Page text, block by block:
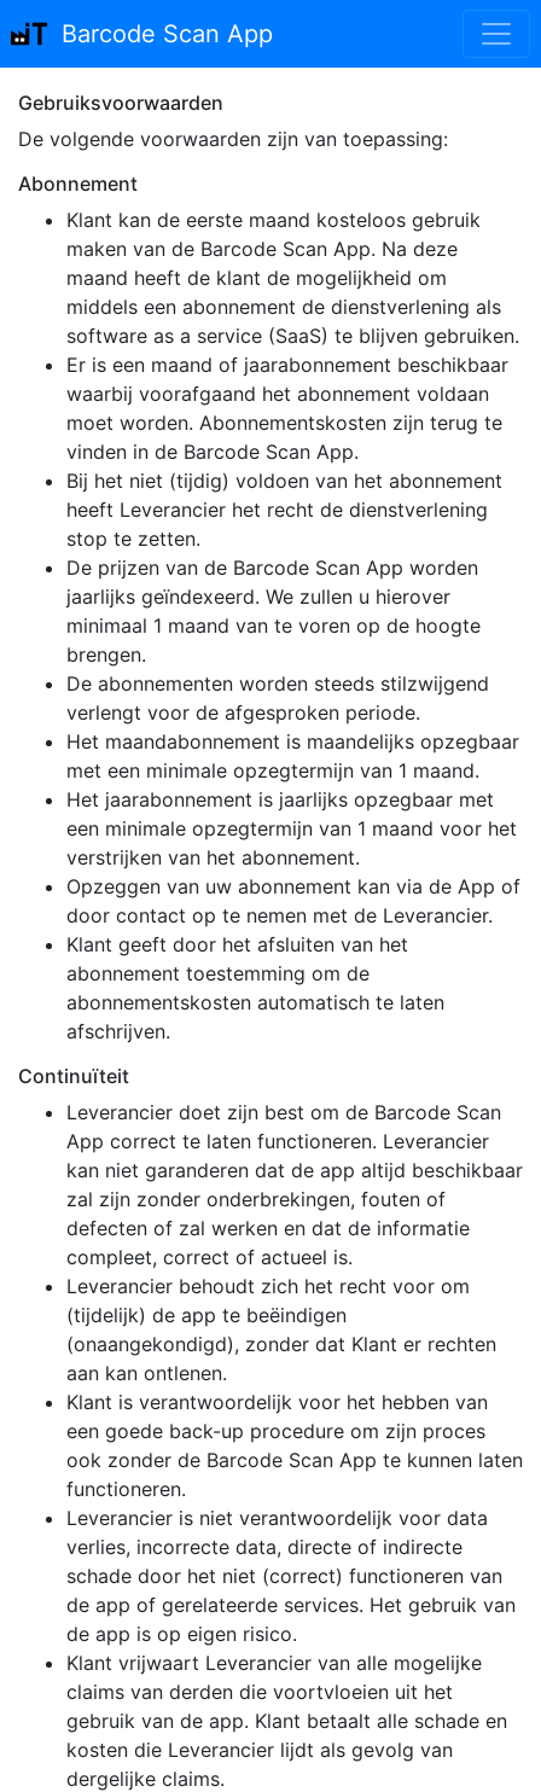
Barcode Scan App
Gebruiksvoorwaarden
De volgende voorwaarden zijn van toepassing:
Abonnement
Klant kan de eerste maand kosteloos gebruik
maken van de Barcode Scan App. Na deze
maand heeft de klant de mogelijkheid om
middels een abonnement de dienstverlening als
software as a service (SaaS) te blijven gebruiken.
Er is een maand of jaarabonnement beschikbaar
waarbij voorafgaand het abonnement voldaan
moet worden. Abonnementskosten zijn terug te
vinden in de Barcode Scan App.
Bij het niet (tijdig) voldoen van het abonnement
heeft Leverancier het recht de dienstverlening
stop te zetten.
De prijzen van de Barcode Scan App worden
jaarlijks geïndexeerd. We zullen u hierover
minimaal 1 maand van te voren op de hoogte
brengen.
De abonnementen worden steeds stilzwijgend
verlengt voor de afgesproken periode.
Het maandabonnement is maandelijks opzegbaar
met een minimale opzegtermijn van 1 maand.
Het jaarabonnement is jaarlijks opzegbaar met
een minimale opzegtermijn van 1 maand voor het
verstrijken van het abonnement.
Opzeggen van uw abonnement kan via de App of
door contact op te nemen met de Leverancier.
Klant geeft door het afsluiten van het
abonnement toestemming om de
abonnementskosten automatisch te laten
afschrijven.
Continuïteit
Leverancier doet zijn best om de Barcode Scan
App correct te laten functioneren. Leverancier
kan niet garanderen dat de app altijd beschikbaar
zal zijn zonder onderbrekingen, fouten of
defecten of zal werken en dat de informatie
compleet, correct of actueel is.
Leverancier behoudt zich het recht voor om
(tijdelijk) de app te beëindigen
(onaangekondigd), zonder dat Klant er rechten
aan kan ontlenen.
Klant is verantwoordelijk voor het hebben van
een goede back-up procedure om zijn proces
ook zonder de Barcode Scan App te kunnen laten
functioneren.
Leverancier is niet verantwoordelijk voor data
verlies, incorrecte data, directe of indirecte
schade door het niet (correct) functioneren van
de app of gerelateerde services. Het gebruik van
de app is op eigen risico.
Klant vrijwaart Leverancier van alle mogelijke
claims van derden die voortvloeien uit het
gebruik van de app. Klant betaalt alle schade en
kosten die Leverancier lijdt als gevolg van
dergelijke claims.